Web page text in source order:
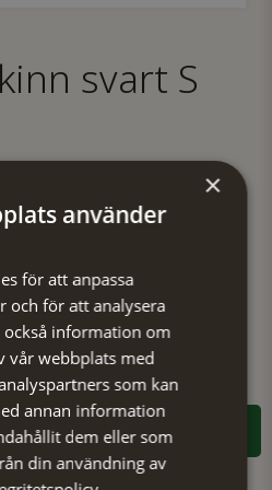
svart S
×
använder
för att anpassa
och för att analysera
information om
vår webbplats med
som kan
annan information
dem eller som
din användning av